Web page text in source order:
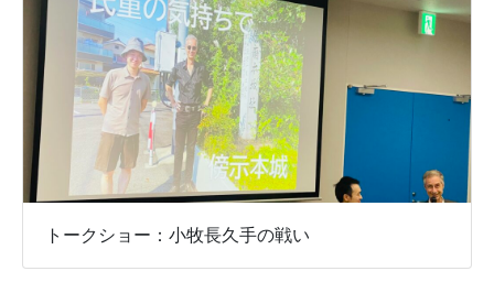
トークショー：小牧長久手の戦い